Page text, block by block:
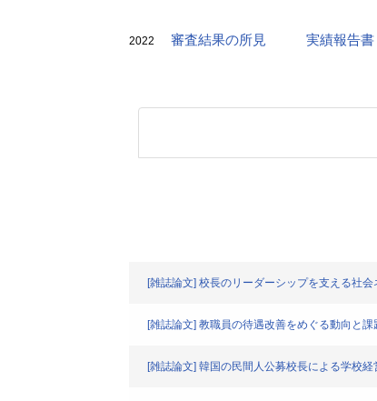
2022 審査結果の所見 実績報告書
[雑誌論文] 校長のリーダーシップを支える社
[雑誌論文] 教職員の待遇改善をめぐる動向と課
[雑誌論文] 韓国の民間人公募校長による学校